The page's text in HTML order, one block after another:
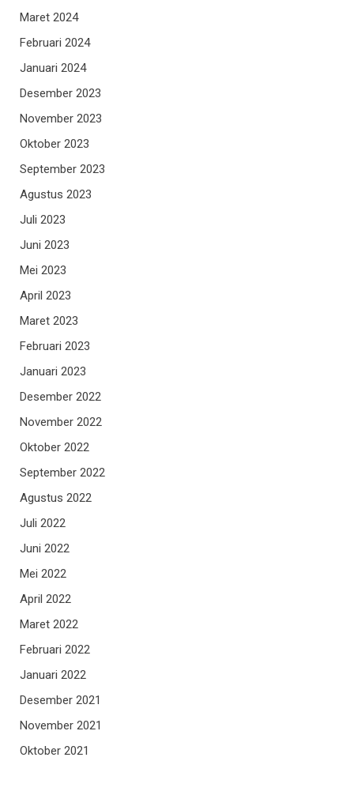
Maret 2024
Februari 2024
Januari 2024
Desember 2023
November 2023
Oktober 2023
September 2023
Agustus 2023
Juli 2023
Juni 2023
Mei 2023
April 2023
Maret 2023
Februari 2023
Januari 2023
Desember 2022
November 2022
Oktober 2022
September 2022
Agustus 2022
Juli 2022
Juni 2022
Mei 2022
April 2022
Maret 2022
Februari 2022
Januari 2022
Desember 2021
November 2021
Oktober 2021